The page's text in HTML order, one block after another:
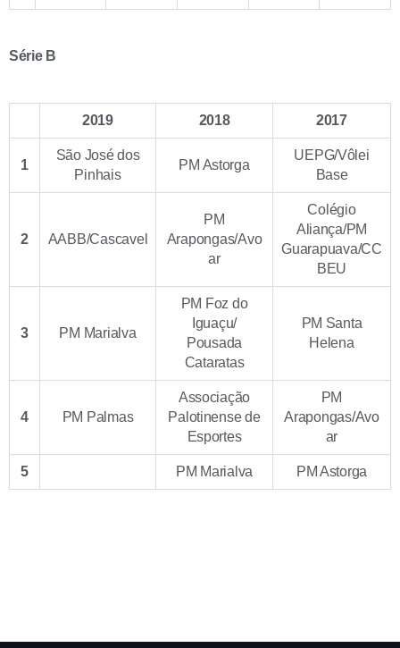
Série B
2019 2018 2017
1
São José dos
Pinhais
PM Astorga
UEPG/Vôlei
Base
2 AABB/Cascavel
PM
Arapongas/Avo
ar
Colégio
Aliança/PM
Guarapuava/CC
BEU
3 PM Marialva
PM Foz do
Iguaçu/
Pousada
Cataratas
PM Santa
Helena
4 PM Palmas
Associação
Palotinense de
Esportes
PM
Arapongas/Avo
ar
5 PM Marialva PM Astorga